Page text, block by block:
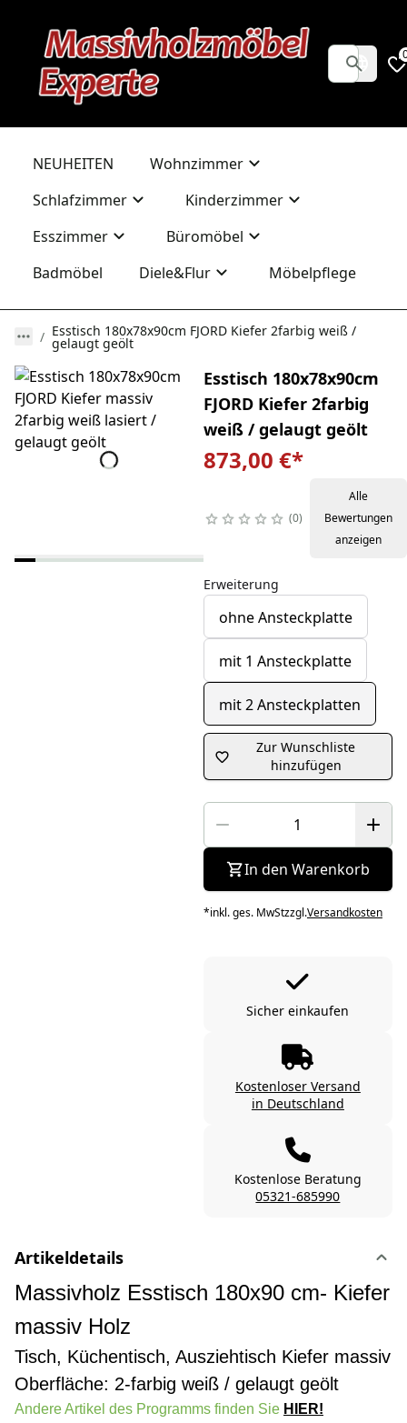
NEUHEITEN
Wohnzimmer
Schlafzimmer
Kinderzimmer
Esszimmer
Büromöbel
Badmöbel
Diele&Flur Möbelpflege
Esstisch 180x78x90cm FJORD Kiefer 2farbig weiß /
gelaugt geölt
Esstisch 180x78x90cm
FJORD Kiefer 2farbig
weiß / gelaugt geölt
873,00 €*
0
Alle
Bewertungen
anzeigen
Erweiterung
ohne Ansteckplatte
mit 1 Ansteckplatte
mit 2 Ansteckplatten
Zur Wunschliste
hinzufügen
In den Warenkorb
*inkl. ges. MwStzzgl.Versandkosten
Sicher einkaufen
Kostenloser Versand
in Deutschland
Kostenlose Beratung
05321-685990
Artikeldetails
Massivholz Esstisch 180x90 cm- Kiefer
massiv Holz
Tisch, Küchentisch, Ausziehtisch Kiefer massiv
Oberfläche: 2-farbig weiß / gelaugt geölt
Andere Artikel des Programms finden Sie HIER!